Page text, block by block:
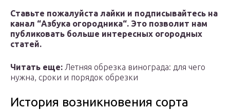
Ставьте пожалуйста лайки и подписывайтесь на
канал “Азбука огородника“. Это позволит нам
публиковать больше интересных огородных
статей.
Читать еще: Летняя обрезка винограда: для чего
нужна, сроки и порядок обрезки
История возникновения сорта